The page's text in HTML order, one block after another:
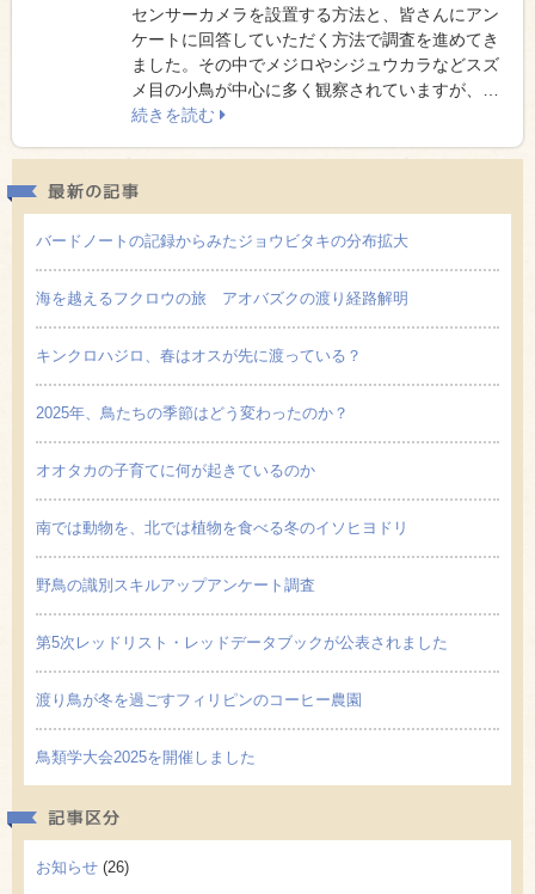
センサーカメラを設置する方法と、皆さんにアン
ケートに回答していただく方法で調査を進めてき
ました。その中でメジロやシジュウカラなどスズ
メ目の小鳥が中心に多く観察されていますが、…
続きを読む
バードノートの記録からみたジョウビタキの分布拡大
海を越えるフクロウの旅 アオバズクの渡り経路解明
キンクロハジロ、春はオスが先に渡っている？
2025年、鳥たちの季節はどう変わったのか？
オオタカの子育てに何が起きているのか
南では動物を、北では植物を食べる冬のイソヒヨドリ
野鳥の識別スキルアップアンケート調査
第5次レッドリスト・レッドデータブックが公表されました
渡り鳥が冬を過ごすフィリピンのコーヒー農園
鳥類学大会2025を開催しました
お知らせ (26)